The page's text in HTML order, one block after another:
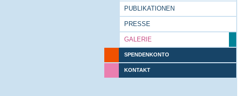
PUBLIKATIONEN
PRESSE
GALERIE
SPENDENKONTO
KONTAKT